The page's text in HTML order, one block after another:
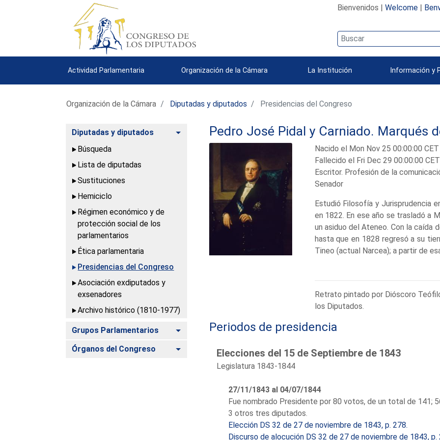
Bienvenidos | Welcome|
Actividad Parlamentaria Organización de la Cámara La Institución Información y
Organización de la Cámara Diputadas y diputados Presidencias del Congreso
Diputadas y diputados
Alternar
Búsqueda
Lista de diputadas
Sustituciones
Hemiciclo
Régimen económico y de
protección social de los
parlamentarios
Ética parlamentaria
Presidencias del Congreso
Asociación exdiputados y
exsenadores
Archivo histórico (1810-1977)
Grupos Parlamentarios Alternar
Órganos del Congreso Alternar
Pedro José Pidal y Carniado. Marqués
Nacido el Mon Nov 25 00:00:00
Fallecido el Fri Dec 29 00:00:00
Escritor. Profesión de la
Senador
Estudió Filosofía y Jurisprudencia
en 1822. En ese año se trasladó a
un asiduo del Ateneo. Con la caída
hasta que en 1828 regresó a su
Tineo (actual Narcea); a partir de
en León y Lugo; y en 1837 y 1838
obstante durante 1840 y 1843 fue
Jurisprudencia; en 1844 fue
de Narváez. Durante su gestión en
Correos y de Presidios, además
ministerial, pero esta vez en el
Roma, puesto del cual dimitió con
se quedó paralítico. Un año antes
1844, 1846, 1850, 1851, 1853,
Retrato pintado por Dióscoro
los Diputados.
Periodos de presidencia
Elecciones del 15 de Septiembre de 1843
Legislatura 1843-1844
27/11/1843 al 04/07/1844
Fue nombrado Presidente por 80 votos, de un total de 141;
3 otros tres diputados.
Elección DS 32 de 27 de noviembre de 1843, p. 278.
Discurso de alocución DS 32 de 27 de noviembre de 1843, p.